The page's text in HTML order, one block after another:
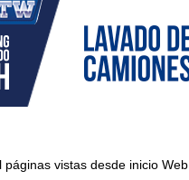
páginas vistas desde inicio Web